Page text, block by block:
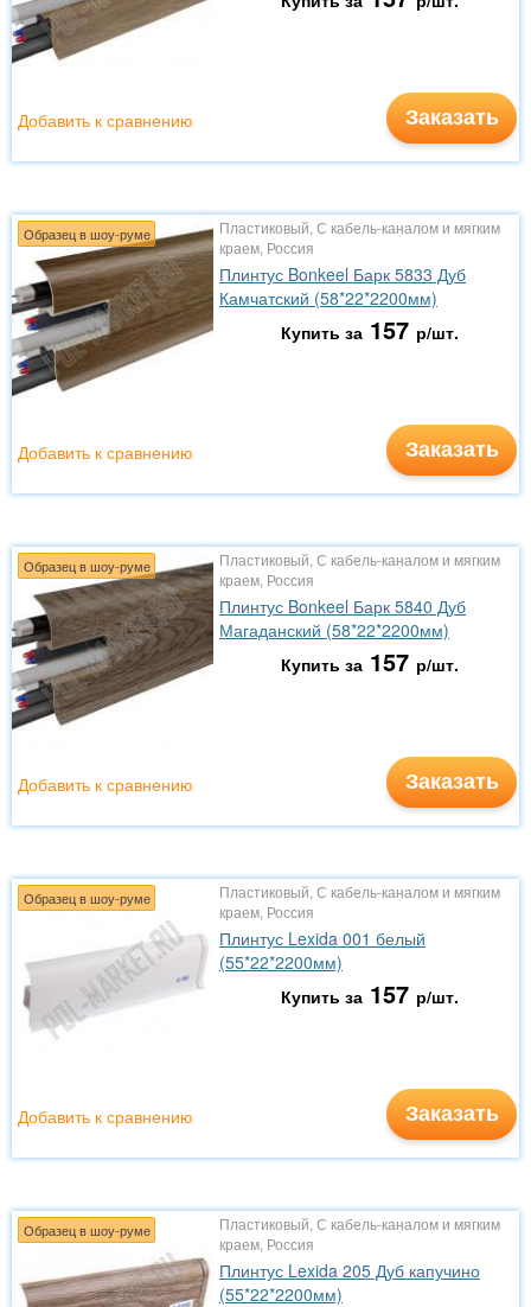
Заказать
Добавить к сравнению
Образец в шоу-руме
Пластиковый, С кабель-каналом и мягким
краем, Россия
Плинтус Bonkeel Барк 5833 Дуб
Камчатский (58*22*2200мм)
Купить за 157 р/шт.
Заказать
Добавить к сравнению
Образец в шоу-руме
Пластиковый, С кабель-каналом и мягким
краем, Россия
Плинтус Bonkeel Барк 5840 Дуб
Магаданский (58*22*2200мм)
Купить за 157 р/шт.
Заказать
Добавить к сравнению
Образец в шоу-руме
Пластиковый, С кабель-каналом и мягким
краем, Россия
Плинтус Lexida 001 белый
(55*22*2200мм)
Купить за 157 р/шт.
Заказать
Добавить к сравнению
Образец в шоу-руме
Пластиковый, С кабель-каналом и мягким
краем, Россия
Плинтус Lexida 205 Дуб капучино
(55*22*2200мм)